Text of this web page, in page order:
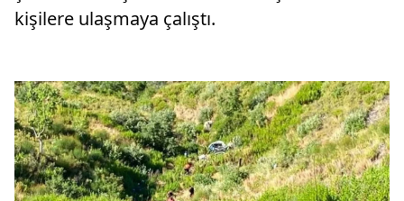
kişilere ulaşmaya çalıştı.